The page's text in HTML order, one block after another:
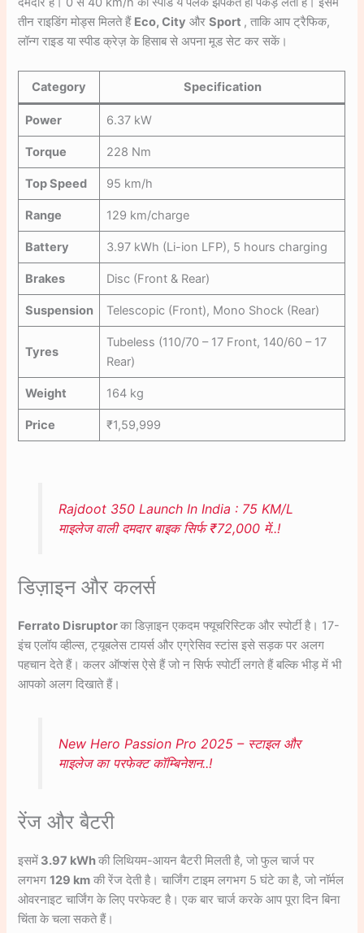
तीन राइडिंग मोड्स मिलते हैं Eco, City औरSport , ताकि आप ट्रैफिक,
लॉन्ग राइड या स्पीड क्रेज़ के हिसाब से अपना मूड सेट कर सकें।
Category Specification
Power 6.37 kW
Torque 228 Nm
Top Speed 95 km/h
Range 129 km/charge
Battery 3.97 kWh (Li-ion LFP), 5 hours charging
Brakes Disc (Front & Rear)
Suspension Telescopic (Front), Mono Shock (Rear)
Tyres
Tubeless (110/70 – 17 Front, 140/60 – 17
Rear)
Weight 164 kg
Price ₹1,59,999
Rajdoot 350 Launch In India : 75 KM/L
माइलेज वाली दमदार बाइक सिर्फ ₹72,000 में..!
डिज़ाइन और कलर्स
Ferrato Disruptorका डिज़ाइन एकदम फ्यूचरिस्टिक और स्पोर्टी है। 17-
इंच एलॉय व्हील्स, ट्यूबलेस टायर्स और एग्रेसिव स्टांस इसे सड़क पर अलग
पहचान देते हैं। कलर ऑप्शंस ऐसे हैं जो न सिर्फ स्पोर्टी लगते हैं बल्कि भीड़ में भी
आपको अलग दिखाते हैं।
New Hero Passion Pro 2025 – स्टाइल और
माइलेज का परफेक्ट कॉम्बिनेशन..!
रेंज और बैटरी
इसमें 3.97 kWhकी लिथियम-आयन बैटरी मिलती है, जो फुल चार्ज पर
लगभग129 km की रेंज देती है। चार्जिंग टाइम लगभग 5 घंटे का है, जो नॉर्मल
ओवरनाइट चार्जिंग के लिए परफेक्ट है। एक बार चार्ज करके आप पूरा दिन बिना
चिंता के चला सकते हैं।